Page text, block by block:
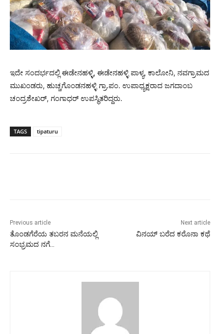
ಇದೇ ಸಂದರ್ಭದಲ್ಲಿ ಈಡೇನಹಳ್ಳಿ, ಈಡೇನಹಳ್ಳಿ ಪಾಳ್ಯ, ಕಾಲೋನಿ, ನವಗ್ರಾಮದ
ಮುಖಂಡರು, ಹುಚ್ಚಗೊಂಡನಹಳ್ಳಿ ಗ್ರಾ.ಪಂ. ಉಪಾಧ್ಯಕ್ಷರಾದ ಜಗದಾಂಬ
ಚಂದ್ರಶೇಖರ್, ಗಂಗಾಧರ್ ಉಪಸ್ಥಿತರಿದ್ದರು.
TAGS tipaturu
Previous article
ತೊಂಡಗೆರೆಯ ತಬರನ ಮನೆಯಲ್ಲಿ
ಸಂಭ್ರಮದ ನಗೆ…
Next article
ವಿನಯ್ ಬರೆದ ಕರೊನಾ ಕಥೆ